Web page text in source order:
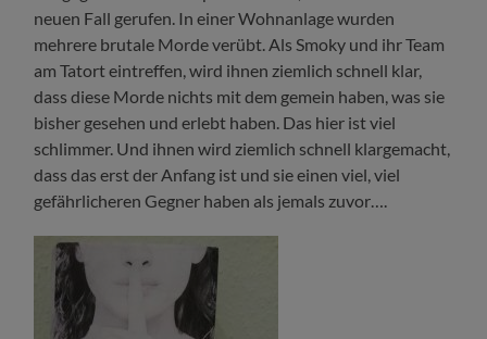
neuen Fall gerufen. In einer Wohnanlage wurden
mehrere brutale Morde verübt. Als Smoky und ihr Team
am Tatort eintreffen, wird ihnen ziemlich schnell klar,
dass diese Morde nichts mit dem gemein haben, was sie
bisher gesehen und erlebt haben. Das hier ist viel
schlimmer. Und ihnen wird ziemlich schnell klargemacht,
dass das erst der Anfang ist und sie einen viel, viel
gefährlicheren Gegner haben als jemals zuvor….